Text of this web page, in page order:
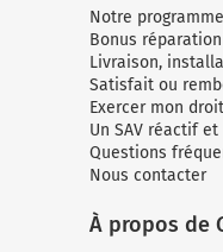
Notre
Bonus réparation
Livraison,
Satisfait ou
Exercer mon
Un SAV réactif
Questions
Nous contacter
À propos de